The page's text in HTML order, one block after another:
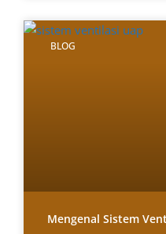
BLOG
Mengenal Sistem